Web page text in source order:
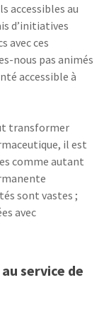
accessibles au
d’initiatives
avec ces
nous pas animés
accessible à
transformer
il est
comme autant
sont vastes ;
avec
service de